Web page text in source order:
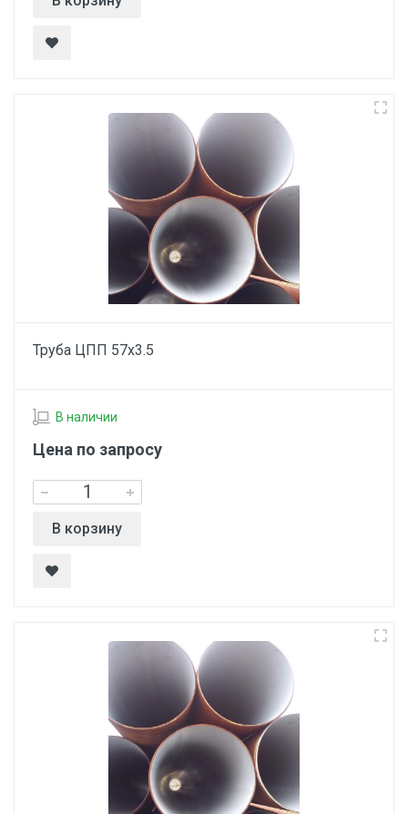
Труба ЦПП 57х3.5
В наличии
Цена по запросу
В корзину